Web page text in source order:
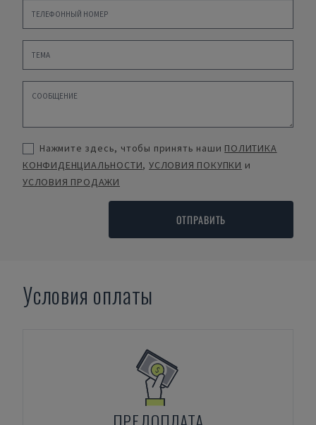
Нажмите здесь, чтобы принять наши ПОЛИТИКА
КОНФИДЕНЦИАЛЬНОСТИ,УСЛОВИЯ ПОКУПКИ и
УСЛОВИЯ ПРОДАЖИ
ОТПРАВИТЬ
Условия оплаты